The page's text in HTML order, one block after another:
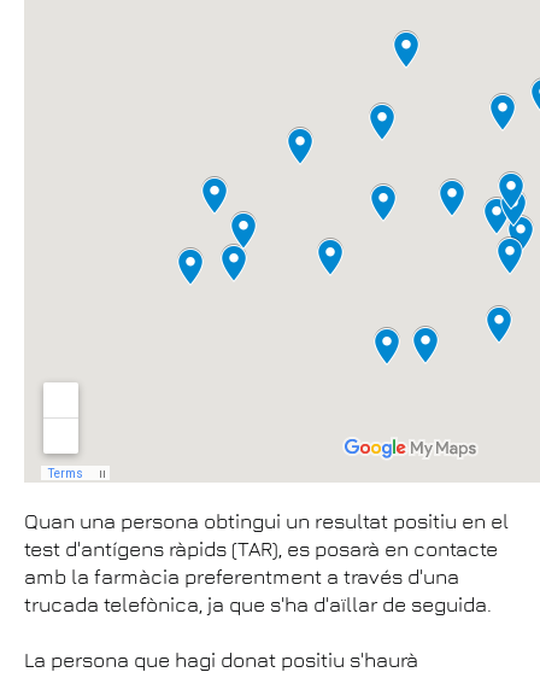
Quan una persona obtingui un resultat positiu en el
test d'antígens ràpids (TAR), es posarà en contacte
amb la farmàcia preferentment a través d'una
trucada telefònica, ja que s'ha d'aïllar de seguida.
La persona que hagi donat positiu s'haurà